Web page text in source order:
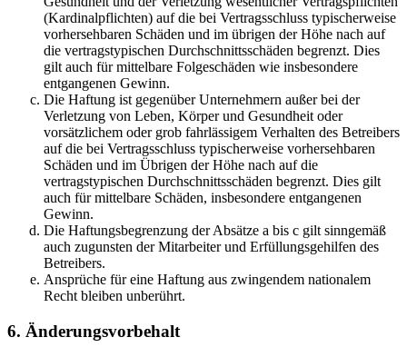
(Kardinalpflichten) auf die bei Vertragsschluss typischerweise
vorhersehbaren Schäden und im übrigen der Höhe nach auf
die vertragstypischen Durchschnittsschäden begrenzt. Dies
gilt auch für mittelbare Folgeschäden wie insbesondere
entgangenen Gewinn.
Die Haftung ist gegenüber Unternehmern außer bei der
Verletzung von Leben, Körper und Gesundheit oder
vorsätzlichem oder grob fahrlässigem Verhalten des Betreibers
auf die bei Vertragsschluss typischerweise vorhersehbaren
Schäden und im Übrigen der Höhe nach auf die
vertragstypischen Durchschnittsschäden begrenzt. Dies gilt
auch für mittelbare Schäden, insbesondere entgangenen
Gewinn.
Die Haftungsbegrenzung der Absätze a bis c gilt sinngemäß
auch zugunsten der Mitarbeiter und Erfüllungsgehilfen des
Betreibers.
Ansprüche für eine Haftung aus zwingendem nationalem
Recht bleiben unberührt.
6. Änderungsvorbehalt